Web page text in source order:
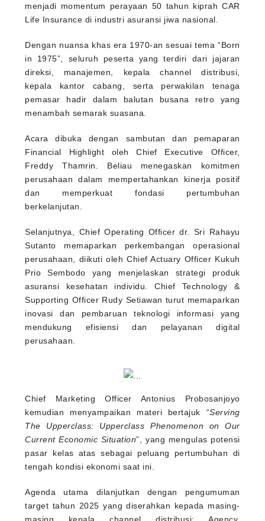
menjadi momentum perayaan 50 tahun kiprah CAR
Life Insurance di industri asuransi jiwa nasional.
Dengan nuansa khas era 1970-an sesuai tema “Born
in 1975”, seluruh peserta yang terdiri dari jajaran
direksi, manajemen, kepala channel distribusi,
kepala kantor cabang, serta perwakilan tenaga
pemasar hadir dalam balutan busana retro yang
menambah semarak suasana.
Acara dibuka dengan sambutan dan pemaparan
Financial Highlight oleh Chief Executive Officer,
Freddy Thamrin. Beliau menegaskan komitmen
perusahaan dalam mempertahankan kinerja positif
dan memperkuat fondasi pertumbuhan
berkelanjutan.
Selanjutnya, Chief Operating Officer dr. Sri Rahayu
Sutanto memaparkan perkembangan operasional
perusahaan, diikuti oleh Chief Actuary Officer Kukuh
Prio Sembodo yang menjelaskan strategi produk
asuransi kesehatan individu. Chief Technology &
Supporting Officer Rudy Setiawan turut memaparkan
inovasi dan pembaruan teknologi informasi yang
mendukung efisiensi dan pelayanan digital
perusahaan.
Chief Marketing Officer Antonius Probosanjoyo
kemudian menyampaikan materi bertajuk “Serving
The Upperclass: Upperclass Phenomenon on Our
Current Economic Situation”, yang mengulas potensi
pasar kelas atas sebagai peluang pertumbuhan di
tengah kondisi ekonomi saat ini.
Agenda utama dilanjutkan dengan pengumuman
target tahun 2025 yang diserahkan kepada masing-
masing kepala channel distribusi: Agency,